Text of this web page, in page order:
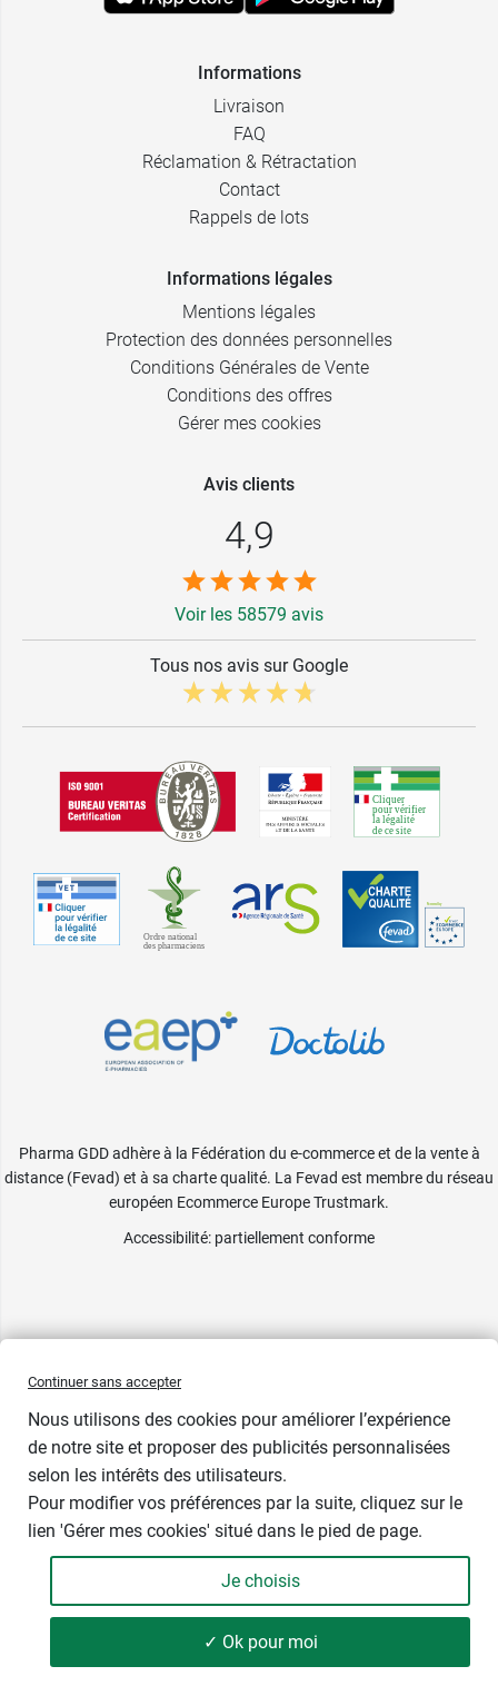
Contenance
- +
9,99 €
1 cadeau
Ajouter
Informations
Livraison
FAQ
Réclamation & Rétractation
Contact
Rappels de lots
Informations légales
Mentions légales
Protection des données personnelles
Conditions Générales de Vente
Conditions des offres
Gérer mes cookies
Avis clients
4,9
Voir les 58579 avis
Tous nos avis sur Google
Pharma GDD adhère à la Fédération du e-commerce et de la vente à
distance (Fevad) et à sa charte qualité. La Fevad est membre du réseau
européen Ecommerce Europe Trustmark.
Accessibilité: partiellement conforme
Continuer sans accepter
Nous utilisons des cookies pour améliorer l’expérience
de notre site et proposer des publicités personnalisées
selon les intérêts des utilisateurs.
Pour modifier vos préférences par la suite, cliquez sur le
lien 'Gérer mes cookies' situé dans le pied de page.
Je choisis
✓ Ok pour moi